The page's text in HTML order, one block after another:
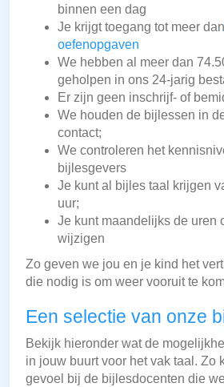
binnen een dag
Je krijgt toegang tot meer dan
oefenopgaven
We hebben al meer dan
geholpen in ons 24-jarig
Er zijn geen inschrijf- of
We houden de bijlessen in
contact;
We controleren het
bijlesgevers
Je kunt al bijles taal krijgen
uur;
Je kunt maandelijks de uren
wijzigen
Zo geven we jou en je kind het
die nodig is om weer vooruit te
Een selectie van onze
Bekijk hieronder wat de
in jouw buurt voor het vak taal. Zo
gevoel bij de bijlesdocenten die